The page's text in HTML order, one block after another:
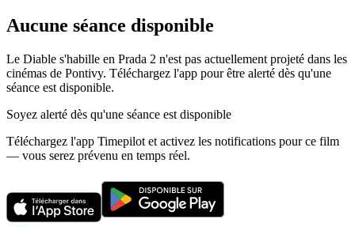
Aucune séance disponible
Le Diable s'habille en Prada 2 n'est pas actuellement projeté dans les
cinémas de Pontivy. Téléchargez l'app pour être alerté dès qu'une
séance est disponible.
Soyez alerté dès qu'une séance est disponible
Téléchargez l'app Timepilot et activez les notifications pour ce film
— vous serez prévenu en temps réel.